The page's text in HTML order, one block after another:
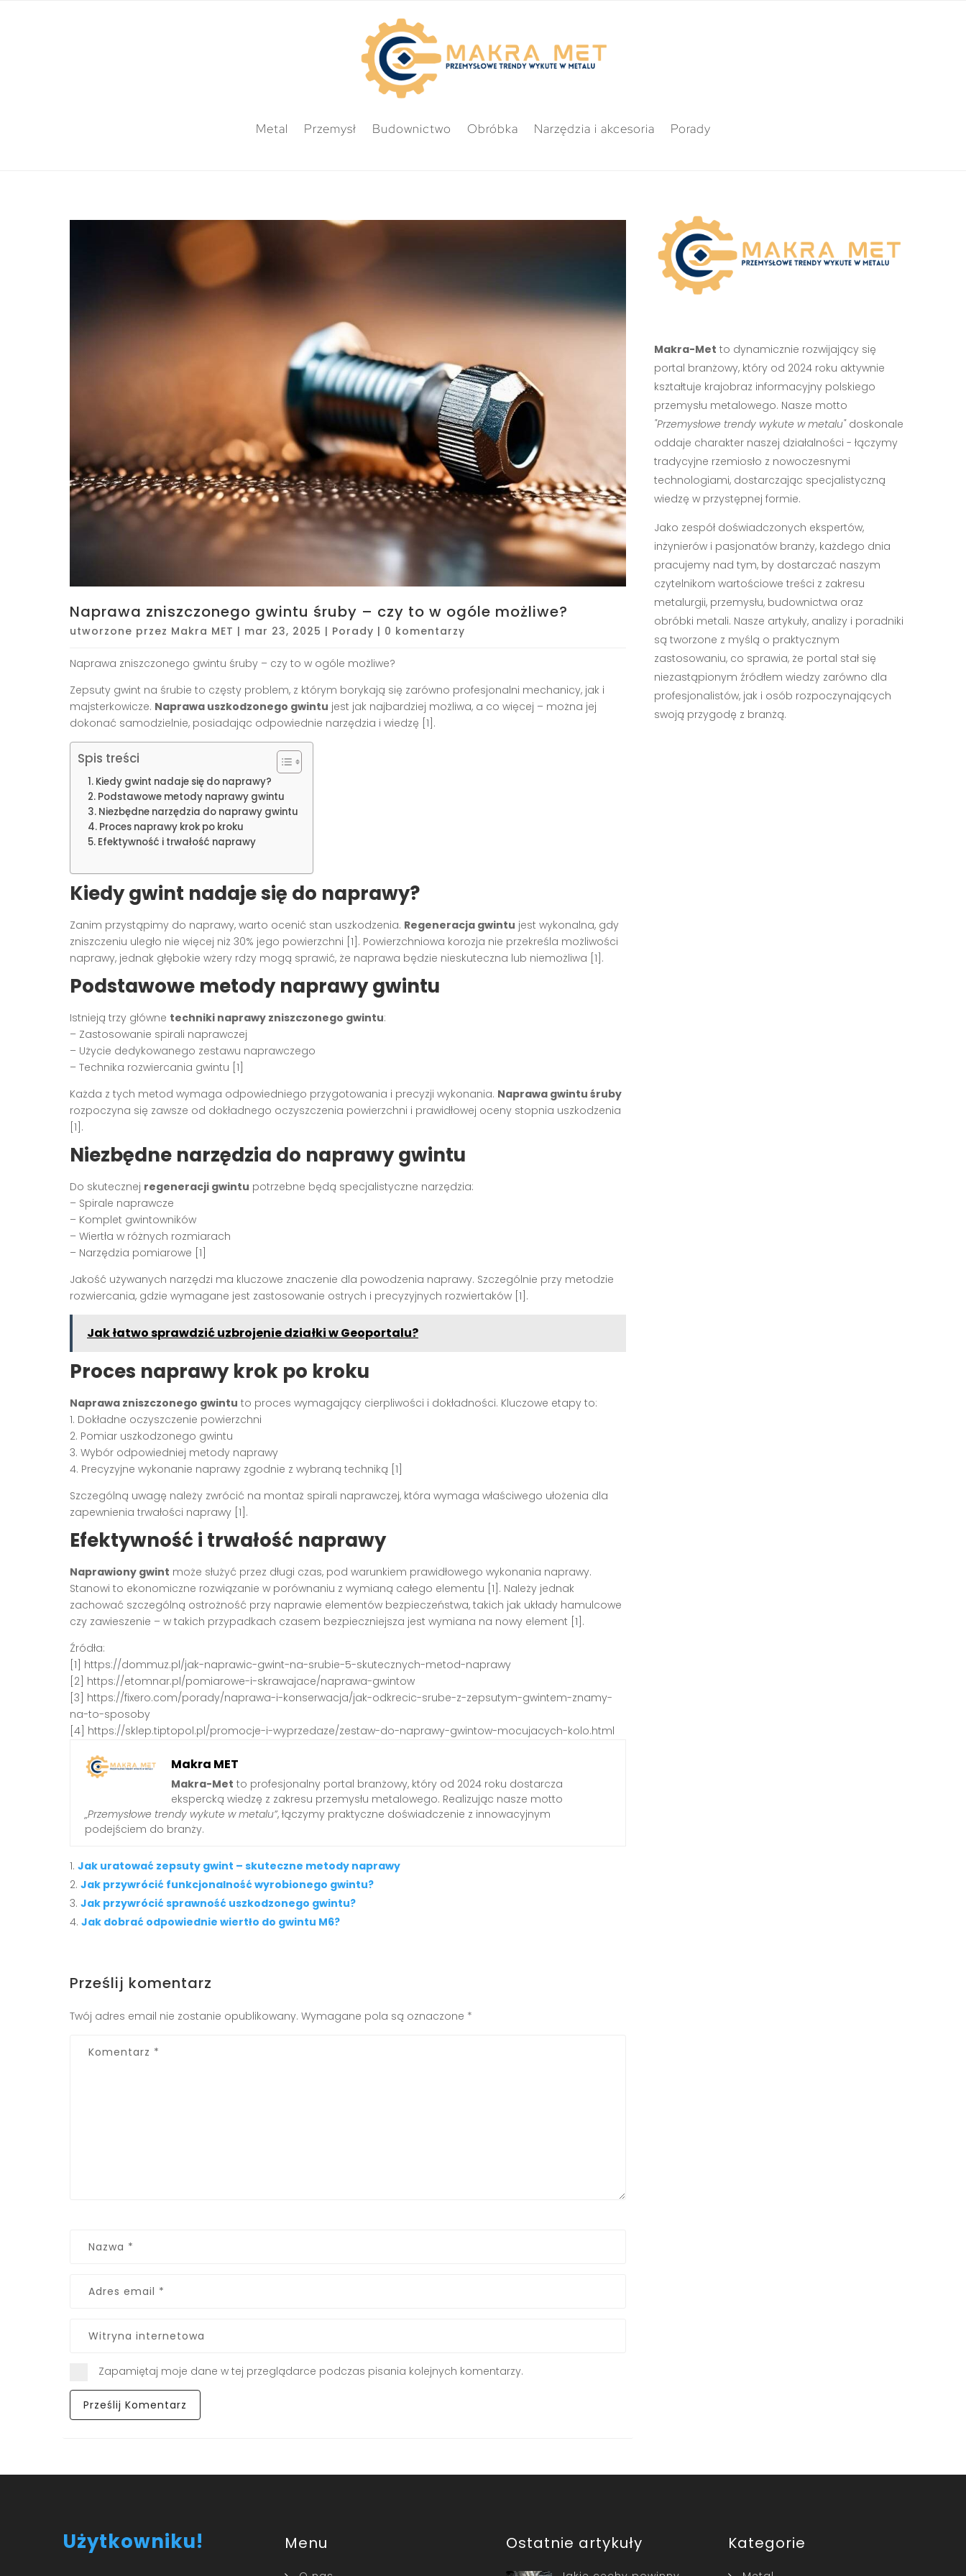
Metal Przemysł Budownictwo Obróbka Narzędzia i akcesoria Porady
Naprawa zniszczonego gwintu śruby – czy to w ogóle możliwe?
utworzone przez Makra MET | mar 23, 2025 | Porady | 0 komentarzy
Naprawa zniszczonego gwintu śruby – czy to w ogóle możliwe?
Zepsuty gwint na śrubie to częsty problem, z którym borykają się zarówno profesjonalni mechanicy, jak i
majsterkowicze. Naprawa uszkodzonego gwintu jest jak najbardziej możliwa, a co więcej – można jej
dokonać samodzielnie, posiadając odpowiednie narzędzia i wiedzę [1].
Spis treści
Kiedy gwint nadaje się do naprawy?
Podstawowe metody naprawy gwintu
Niezbędne narzędzia do naprawy gwintu
Proces naprawy krok po kroku
Efektywność i trwałość naprawy
Kiedy gwint nadaje się do naprawy?
Zanim przystąpimy do naprawy, warto ocenić stan uszkodzenia. Regeneracja gwintu jest wykonalna, gdy
zniszczeniu uległo nie więcej niż 30% jego powierzchni [1]. Powierzchniowa korozja nie przekreśla możliwości
naprawy, jednak głębokie wżery rdzy mogą sprawić, że naprawa będzie nieskuteczna lub niemożliwa [1].
Podstawowe metody naprawy gwintu
Istnieją trzy główne techniki naprawy zniszczonego gwintu:
– Zastosowanie spirali naprawczej
– Użycie dedykowanego zestawu naprawczego
– Technika rozwiercania gwintu [1]
Każda z tych metod wymaga odpowiedniego przygotowania i precyzji wykonania. Naprawa gwintu śruby
rozpoczyna się zawsze od dokładnego oczyszczenia powierzchni i prawidłowej oceny stopnia uszkodzenia
[1].
Niezbędne narzędzia do naprawy gwintu
Do skutecznej regeneracji gwintu potrzebne będą specjalistyczne narzędzia:
– Spirale naprawcze
– Komplet gwintowników
– Wiertła w różnych rozmiarach
– Narzędzia pomiarowe [1]
Jakość używanych narzędzi ma kluczowe znaczenie dla powodzenia naprawy. Szczególnie przy metodzie
rozwiercania, gdzie wymagane jest zastosowanie ostrych i precyzyjnych rozwiertaków [1].
Jak łatwo sprawdzić uzbrojenie działki w Geoportalu?
Proces naprawy krok po kroku
Naprawa zniszczonego gwintu to proces wymagający cierpliwości i dokładności. Kluczowe etapy to:
1. Dokładne oczyszczenie powierzchni
2. Pomiar uszkodzonego gwintu
3. Wybór odpowiedniej metody naprawy
4. Precyzyjne wykonanie naprawy zgodnie z wybraną techniką [1]
Szczególną uwagę należy zwrócić na montaż spirali naprawczej, która wymaga właściwego ułożenia dla
zapewnienia trwałości naprawy [1].
Efektywność i trwałość naprawy
Naprawiony gwint może służyć przez długi czas, pod warunkiem prawidłowego wykonania naprawy.
Stanowi to ekonomiczne rozwiązanie w porównaniu z wymianą całego elementu [1]. Należy jednak
zachować szczególną ostrożność przy naprawie elementów bezpieczeństwa, takich jak układy hamulcowe
czy zawieszenie – w takich przypadkach czasem bezpieczniejsza jest wymiana na nowy element [1].
Źródła:
[1] https://dommuz.pl/jak-naprawic-gwint-na-srubie-5-skutecznych-metod-naprawy
[2] https://etomnar.pl/pomiarowe-i-skrawajace/naprawa-gwintow
[3] https://fixero.com/porady/naprawa-i-konserwacja/jak-odkrecic-srube-z-zepsutym-gwintem-znamy-
na-to-sposoby
[4] https://sklep.tiptopol.pl/promocje-i-wyprzedaze/zestaw-do-naprawy-gwintow-mocujacych-kolo.html
Makra MET
Makra-Met to profesjonalny portal branżowy, który od 2024 roku dostarcza
ekspercką wiedzę z zakresu przemysłu metalowego. Realizując nasze motto
„Przemysłowe trendy wykute w metalu”, łączymy praktyczne doświadczenie z innowacyjnym
podejściem do branży.
Jak uratować zepsuty gwint – skuteczne metody naprawy
Jak przywrócić funkcjonalność wyrobionego gwintu?
Jak przywrócić sprawność uszkodzonego gwintu?
Jak dobrać odpowiednie wiertło do gwintu M6?
Prześlij komentarz
Twój adres email nie zostanie opublikowany. Wymagane pola są oznaczone *
Zapamiętaj moje dane w tej przeglądarce podczas pisania kolejnych komentarzy.
Makra-Met to dynamicznie rozwijający się
portal branżowy, który od 2024 roku aktywnie
kształtuje krajobraz informacyjny polskiego
przemysłu metalowego. Nasze motto
"Przemysłowe trendy wykute w metalu"doskonale
oddaje charakter naszej działalności - łączymy
tradycyjne rzemiosło z nowoczesnymi
technologiami, dostarczając specjalistyczną
wiedzę w przystępnej formie.
Jako zespół doświadczonych ekspertów,
inżynierów i pasjonatów branży, każdego dnia
pracujemy nad tym, by dostarczać naszym
czytelnikom wartościowe treści z zakresu
metalurgii, przemysłu, budownictwa oraz
obróbki metali. Nasze artykuły, analizy i poradniki
są tworzone z myślą o praktycznym
zastosowaniu, co sprawia, że portal stał się
niezastąpionym źródłem wiedzy zarówno dla
profesjonalistów, jak i osób rozpoczynających
swoją przygodę z branżą.
Użytkowniku! Menu Ostatnie artykuły Kategorie